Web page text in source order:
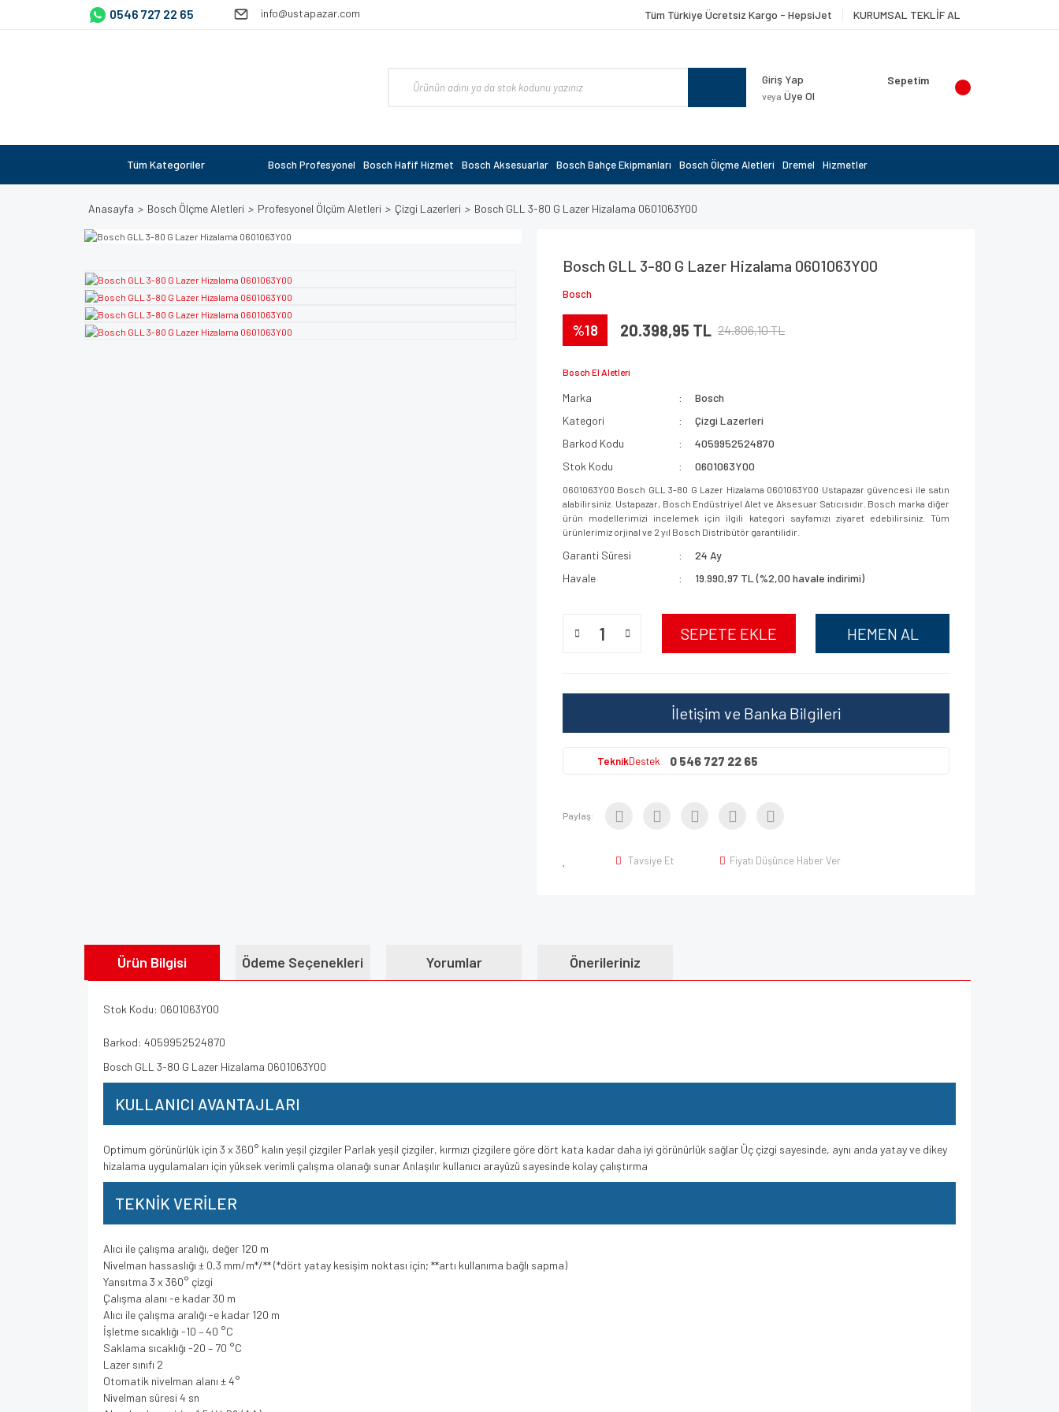
0546 727 22 65 info@ustapazar.com Tüm Türkiye Ücretsiz Kargo - HepsiJet KURUMSAL TEKLİF AL
Giriş Yap
veya Üye Ol
Sepetim
Tüm Kategoriler Bosch Profesyonel Bosch Hafif Hizmet Bosch Aksesuarlar Bosch Bahçe Ekipmanları Bosch Ölçme Aletleri Dremel Hizmetler
Anasayfa Bosch Ölçme Aletleri Profesyonel Ölçüm Aletleri Çizgi Lazerleri Bosch GLL 3-80 G Lazer Hizalama 0601063Y00
Bosch GLL 3-80 G Lazer Hizalama 0601063Y00
Bosch
%18 20.398,95 TL 24.806,10 TL
Bosch El Aletleri
Marka
Bosch
Kategori
Çizgi Lazerleri
Barkod Kodu
4059952524870
Stok Kodu
0601063Y00
0601063Y00 Bosch GLL 3-80 G Lazer Hizalama 0601063Y00 Ustapazar güvencesi ile satın
alabilirsiniz. Ustapazar, Bosch Endüstriyel Alet ve Aksesuar Satıcısıdır. Bosch marka diğer
ürün modellerimizi incelemek için ilgili kategori sayfamızı ziyaret edebilirsiniz. Tüm
ürünlerimiz orjinal ve 2 yıl Bosch Distribütör garantilidir.
Garanti Süresi
24 Ay
Havale
19.990,97 TL (%2,00 havale indirimi)
SEPETE EKLE HEMEN AL
İletişim ve Banka Bilgileri
TeknikDestek 0 546 727 22 65
Paylaş:
Tavsiye Et Fiyatı Düşünce Haber Ver
Ürün Bilgisi Ödeme Seçenekleri Yorumlar Önerileriniz
Stok Kodu: 0601063Y00
Barkod: 4059952524870
Bosch GLL 3-80 G Lazer Hizalama 0601063Y00
KULLANICI AVANTAJLARI
Optimum görünürlük için 3 x 360° kalın yeşil çizgiler Parlak yeşil çizgiler, kırmızı çizgilere göre dört kata kadar daha iyi görünürlük sağlar Üç çizgi sayesinde, aynı anda yatay ve dikey
hizalama uygulamaları için yüksek verimli çalışma olanağı sunar Anlaşılır kullanıcı arayüzü sayesinde kolay çalıştırma
TEKNİK VERİLER
Alıcı ile çalışma aralığı, değer 120 m
Nivelman hassaslığı ± 0,3 mm/m*/** (*dört yatay kesişim noktası için; **artı kullanıma bağlı sapma)
Yansıtma 3 x 360° çizgi
Çalışma alanı -e kadar 30 m
Alıcı ile çalışma aralığı -e kadar 120 m
İşletme sıcaklığı -10 – 40 °C
Saklama sıcaklığı -20 – 70 °C
Lazer sınıfı 2
Otomatik nivelman alanı ± 4°
Nivelman süresi 4 sn